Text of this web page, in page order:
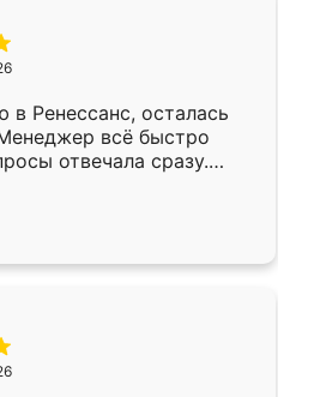
в Ренессанс, осталась
всё быстро
отвечала сразу.
в субботу, подошёл к
Собрали
аккуратно, даже